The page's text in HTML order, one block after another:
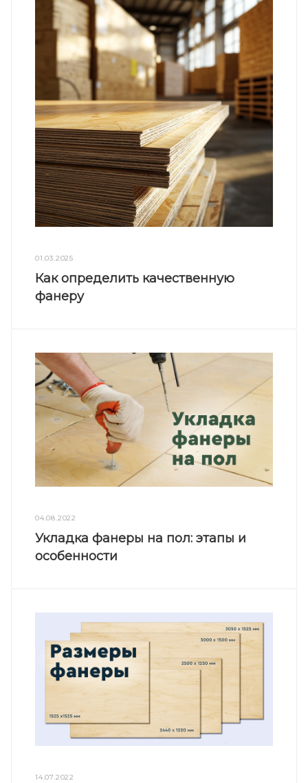
01.03.2025
Как определить качественную
фанеру
04.08.2022
Укладка фанеры на пол: этапы и
особенности
14.07.2022